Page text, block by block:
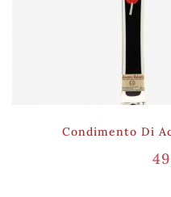
Condimento Di